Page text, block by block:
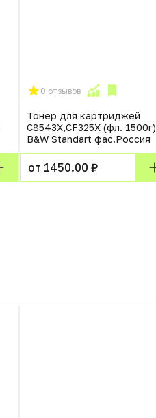
0 отзывов
Тонер для картриджей
C8543X,CF325X (фл. 1500г)
B&W Standart фас.Россия
от 1450.00 ₽